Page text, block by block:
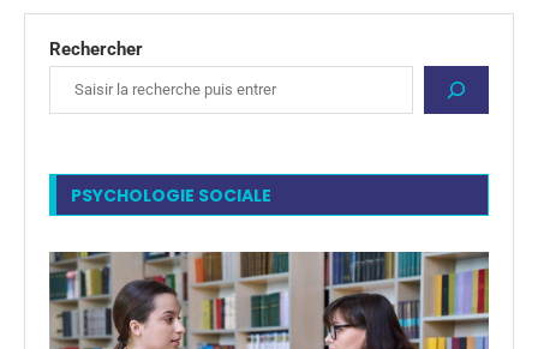
Rechercher
PSYCHOLOGIE SOCIALE